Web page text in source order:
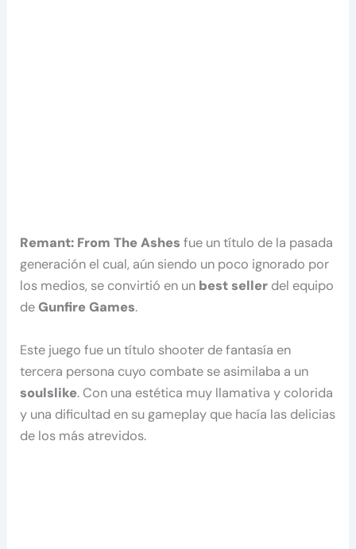
Remant: From The Ashes fue un título de la pasada
generación el cual, aún siendo un poco ignorado por
los medios, se convirtió en un best seller del equipo
deGunfire Games.
Este juego fue un título shooter de fantasía en
tercera persona cuyo combate se asimilaba a un
soulslike. Con una estética muy llamativa y colorida
y una dificultad en su gameplay que hacía las delicias
de los más atrevidos.